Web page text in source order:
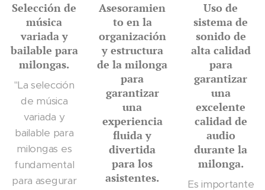
Selección de
música
variada y
bailable para
milongas.
"La selección
de música
variada y
bailable para
milongas es
fundamental
para asegurar
Asesoramien
to en la
organización
y estructura
de la milonga
para
garantizar
una
experiencia
fluida y
divertida
para los
asistentes.
Uso de
sistema de
sonido de
alta calidad
para
garantizar
una
excelente
calidad de
audio
durante la
milonga.
Es importante